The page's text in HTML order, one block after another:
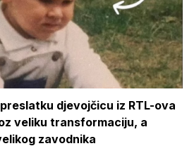
djevojčicu iz RTL-ova
veliku transformaciju, a
zavodnika